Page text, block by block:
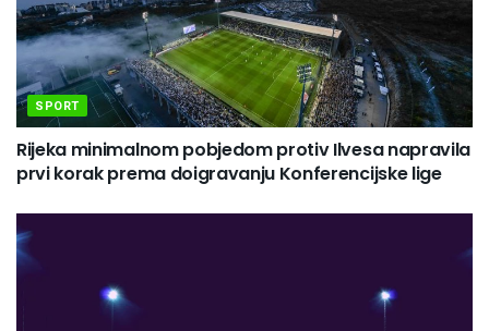
SPORT
Rijeka minimalnom pobjedom protiv Ilvesa napravila
prvi korak prema doigravanju Konferencijske lige